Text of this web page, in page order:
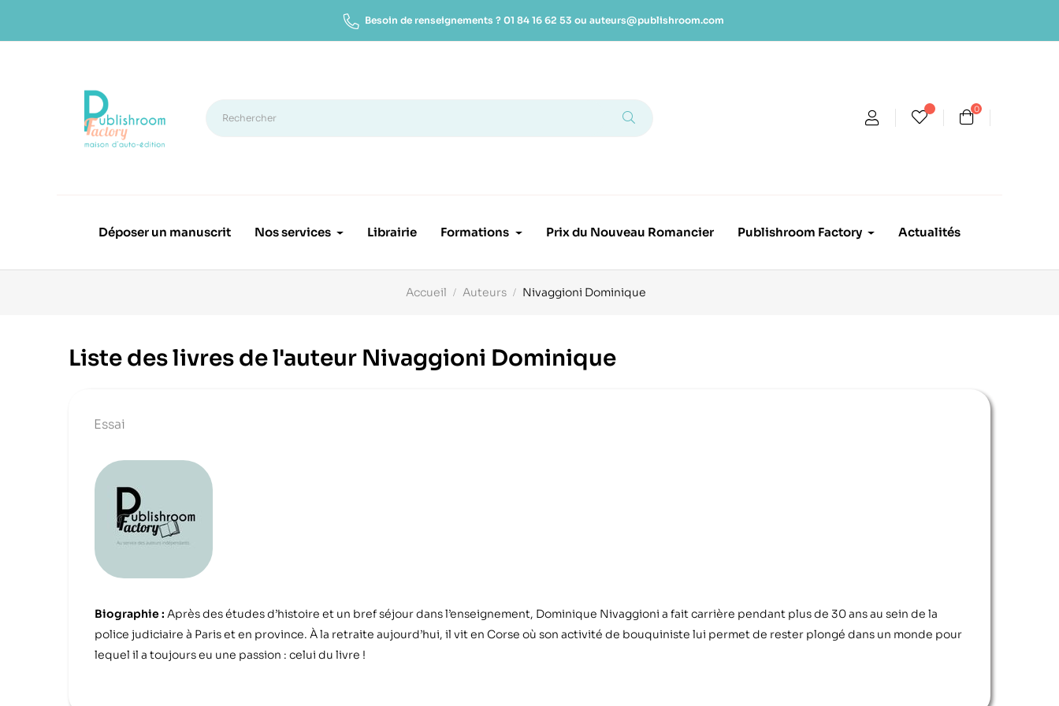
Besoin de renseignements ? 01 84 16 62 53 ou auteurs@publishroom.com
0
Déposer un manuscrit Nos services Librairie Formations Prix du Nouveau Romancier Publishroom Factory Actualités
Accueil Auteurs Nivaggioni Dominique
Liste des livres de l'auteur Nivaggioni Dominique
Essai
Biographie : Après des études d’histoire et un bref séjour dans l’enseignement, Dominique Nivaggioni a fait carrière pendant plus de 30 ans au sein de la
police judiciaire à Paris et en province. À la retraite aujourd’hui, il vit en Corse où son activité de bouquiniste lui permet de rester plongé dans un monde pour
lequel il a toujours eu une passion : celui du livre !